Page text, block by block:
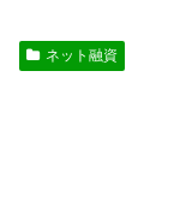
ネット融資